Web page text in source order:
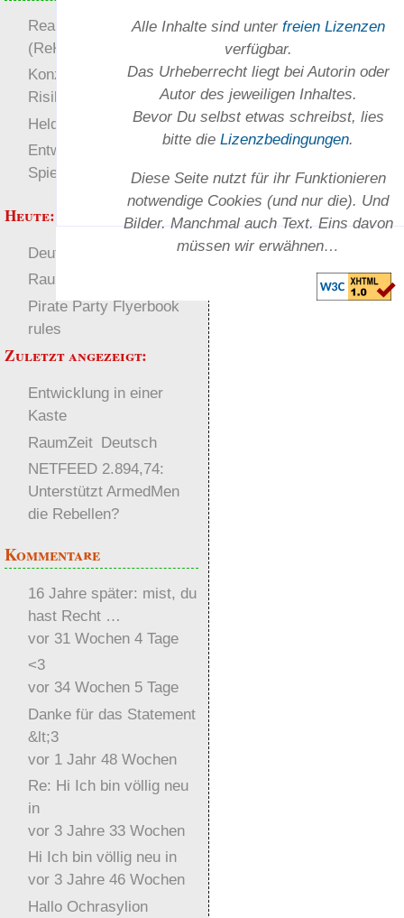
Alle Inhalte sind unter freien Lizenzen
verfügbar.
Das Urheber­recht liegt bei Autorin oder
Autor des jeweiligen In­haltes.
Bevor Du selbst etwas schreibst, lies
bitte dieLizenz­bedingungen.
Diese Seite nutzt für ihr Funktionieren
notwendige Cookies (und nur die). Und
Bilder. Manchmal auch Text. Eins davon
müssen wir erwähnen…
Realistische Kämpfe
(ReKa)
Konzept für Schwächen:
Risiko
Heldendokument
Entwicklung von
Spielwelten
more
Heute:
Deutsch
RaumZeit
Pirate Party Flyerbook
rules
Zuletzt angezeigt:
Entwicklung in einer
Kaste
RaumZeit Deutsch
NETFEED 2.894,74:
Unterstützt ArmedMen
die Rebellen?
Kommentare
16 Jahre später: mist, du
hast Recht …
vor 31 Wochen 4 Tage
<3
vor 34 Wochen 5 Tage
Danke für das Statement
&lt;3
vor 1 Jahr 48 Wochen
Re: Hi Ich bin völlig neu
in
vor 3 Jahre 33 Wochen
Hi Ich bin völlig neu in
vor 3 Jahre 46 Wochen
Hallo Ochrasylion